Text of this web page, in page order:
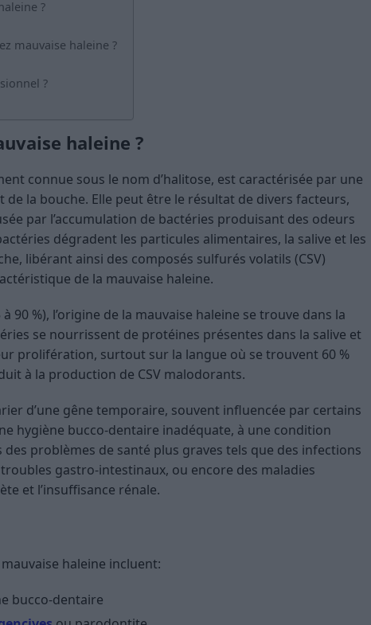
?
mauvaise haleine ?
?
haleine ?
connue sous le nom d’halitose, est caractérisée par une
la bouche. Elle peut être le résultat de divers facteurs,
par l’accumulation de bactéries produisant des odeurs
dégradent les particules alimentaires, la salive et les
libérant ainsi des composés sulfurés volatils (CSV)
de la mauvaise haleine​.
90 %), l’origine de la mauvaise haleine se trouve dans la
se nourrissent de protéines présentes dans la salive et
prolifération, surtout sur la langue où se trouvent 60 %
à la production de CSV malodorants​.
d’une gêne temporaire, souvent influencée par certains
hygiène bucco-dentaire inadéquate, à une condition
problèmes de santé plus graves tels que des infections
gastro-intestinaux, ou encore des maladies
et l’insuffisance rénale​.
haleine incluent:
bucco-dentaire